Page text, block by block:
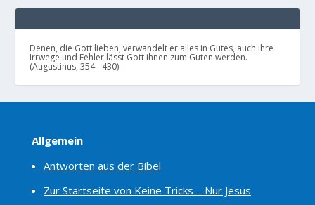
Denen, die Gott lieben, verwandelt er alles in Gutes, auch ihre
Irrwege und Fehler lässt Gott ihnen zum Guten werden.
(Augustinus, 354 - 430)
Allgemein
Antworten aus der Bibel
Zur Startseite von Keine Tricks – Nur Jesus